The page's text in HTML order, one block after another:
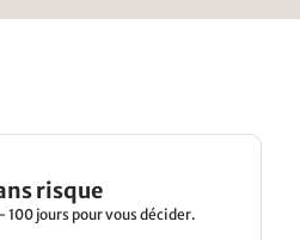
risque
jours pour vous décider.